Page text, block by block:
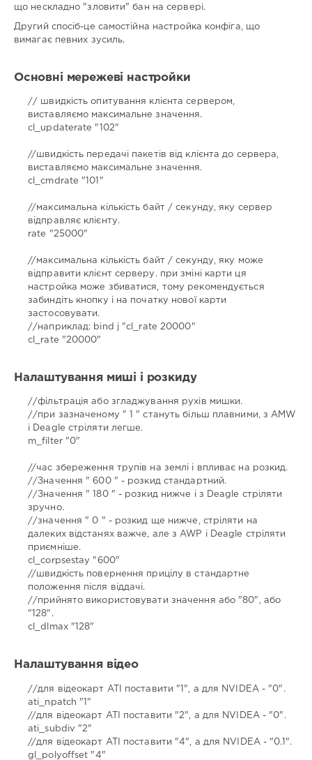
що нескладно "зловити" бан на сервері.
Другий спосіб-це самостійна настройка конфіга, що
вимагає певних зусиль.
Основні мережеві настройки
// швидкість опитування клієнта сервером,
виставляємо максимальне значення.
cl_updaterate "102"
//швидкість передачі пакетів від клієнта до сервера,
виставляємо максимальне значення.
cl_cmdrate "101"
//максимальна кількість байт / секунду, яку сервер
відправляє клієнту.
rate "25000"
//максимальна кількість байт / секунду, яку може
відправити клієнт серверу. при зміні карти ця
настройка може збиватися, тому рекомендується
забиндіть кнопку і на початку нової карти
застосовувати.
//наприклад: bind j "cl_rate 20000"
cl_rate "20000"
Налаштування миші і розкиду
//фільтрація або згладжування рухів мишки.
//при зазначеному " 1 " стануть більш плавними, з AMW
і Deagle стріляти легше.
m_filter "0"
//час збереження трупів на землі і впливає на розкид.
//Значення " 600 " - розкид стандартний.
//Значення " 180 " - розкид нижче і з Deagle стріляти
зручно.
//значення " 0 " - розкид ще нижче, стріляти на
далеких відстанях важче, але з AWP і Deagle стріляти
приємніше.
cl_corpsestay "600"
//швидкість повернення прицілу в стандартне
положення після віддачі.
//прийнято використовувати значення або "80", або
"128".
cl_dlmax "128"
Налаштування відео
//для відеокарт ATI поставити "1", а для NVIDEA - "0".
ati_npatch "1"
//для відеокарт ATI поставити "2", а для NVIDEA - "0".
ati_subdiv "2"
//для відеокарт ATI поставити "4", а для NVIDEA - "0.1".
gl_polyoffset "4"